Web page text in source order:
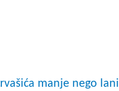
manje nego lani